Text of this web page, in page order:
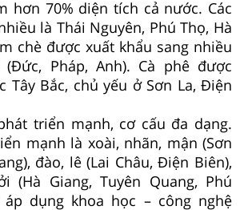
hơn 70% diện tích cả nước. Các
là Thái Nguyên, Phú Thọ, Hà
chè được xuất khẩu sang nhiều
Pháp, Anh). Cà phê được
Tây Bắc, chủ yếu ở Sơn La, Điện
triển mạnh, cơ cấu đa dạng.
mạnh là xoài, nhãn, mận (Sơn
đào, lê (Lai Châu, Điện Biên),
(Hà Giang, Tuyên Quang, Phú
áp dụng khoa học – công nghệ